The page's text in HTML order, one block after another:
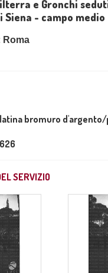
e Gronchi
Siena - campo medio
Roma
bromuro
SERVIZIO